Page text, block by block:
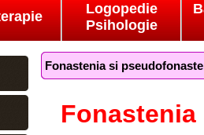
Logopedie
Psihologie
Fonastenia si